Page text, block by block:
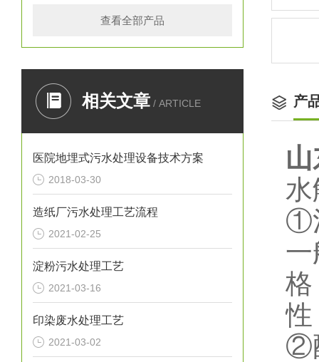
查看全部产品
相关文章 / ARTICLE
医院地埋式污水处理设备技术方案
2018-03-30
造纸厂污水处理工艺流程
2021-02-25
淀粉污水处理工艺
2021-03-16
印染废水处理工艺
2021-03-02
产
①
格
性
②